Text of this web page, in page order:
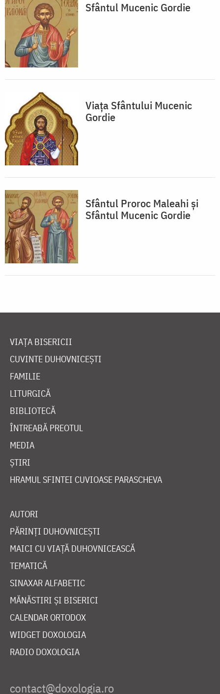
Sfântul Mucenic Gordie
Viața Sfântului Mucenic
Gordie
Sfântul Proroc Maleahi și
Sfântul Mucenic Gordie
VIAȚA BISERICII
CUVINTE DUHOVNICEȘTI
FAMILIE
LITURGICĂ
BIBLIOTECĂ
ÎNTREABĂ PREOTUL
MEDIA
ȘTIRI
HRAMUL SFINTEI CUVIOASE PARASCHEVA
AUTORI
PĂRINȚI DUHOVNICEȘTI
MAICI CU VIAȚĂ DUHOVNICEASCĂ
TEMATICĂ
SINAXAR ALFABETIC
MĂNĂSTIRI ȘI BISERICI
CALENDAR ORTODOX
WIDGET DOXOLOGIA
RADIO DOXOLOGIA